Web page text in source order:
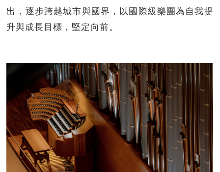
出，逐步跨越城市與國界，以國際級樂團為自我提
升與成長目標，堅定向前。